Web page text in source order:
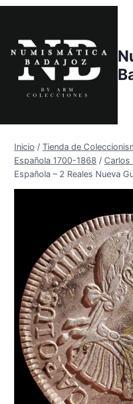
Saltar
contenido
Inicio / Tienda de
Española 1700-1868 / Carlos
Española – 2 Reales Nueva